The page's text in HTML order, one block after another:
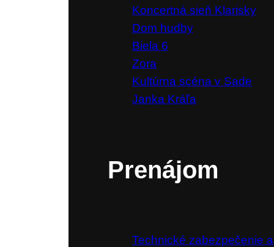
Koncertná sieň Klarisky
Dom hudby
Biela 6
Zora
Kultúrna scéna v Sade
Janka Kráľa
Prenájom
Technické zabezpečenie a